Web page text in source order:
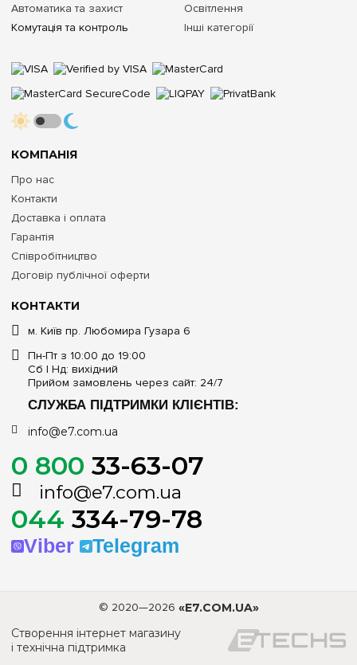
КОНТАКТИ
м. Київ пр. Любомира Гузара 6
Пн-Пт з 10:00 до 19:00
Сб | Нд: вихідний
Прийом замовлень через сайт: 24/7
СЛУЖБА ПІДТРИМКИ КЛІЄНТІВ:
info@e7.com.ua
0 800 33-63-07
info@e7.com.ua
044 334-79-78
Viber Telegram
КОМПАНІЯ
Про нас
Контакти
Доставка і оплата
Гарантія
Співробітництво
Договір публічної оферти
Автоматика та захист
Комутація та контроль
Освітлення
Інші категорії
© 2020—2026 «E7.COM.UA»
Створення інтернет магазину
і технічна підтримка